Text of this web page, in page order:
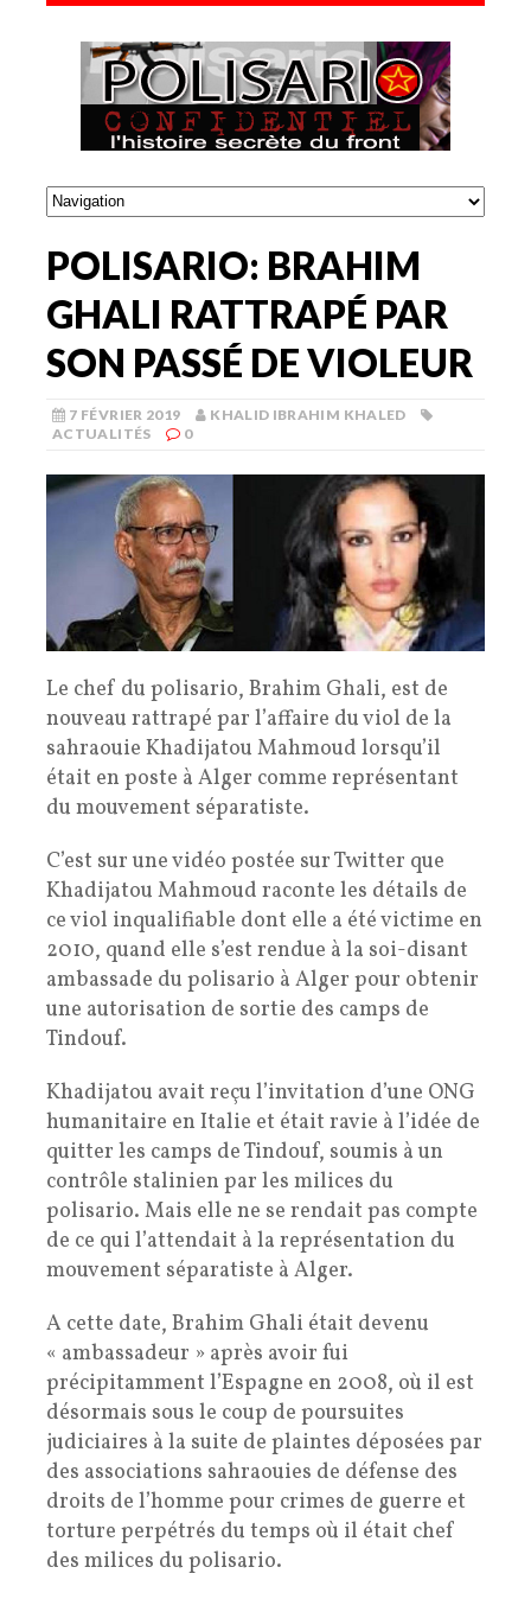
POLISARIO: BRAHIM
GHALI RATTRAPÉ PAR
SON PASSÉ DE VIOLEUR
7 FÉVRIER 2019
KHALID IBRAHIM KHALED
ACTUALITÉS
0
Le chef du polisario, Brahim Ghali, est de
nouveau rattrapé par l’affaire du viol de la
sahraouie Khadijatou Mahmoud lorsqu’il
était en poste à Alger comme représentant
du mouvement séparatiste.
C’est sur une vidéo postée sur Twitter que
Khadijatou Mahmoud raconte les détails de
ce viol inqualifiable dont elle a été victime en
2010, quand elle s’est rendue à la soi-disant
ambassade du polisario à Alger pour obtenir
une autorisation de sortie des camps de
Tindouf.
Khadijatou avait reçu l’invitation d’une ONG
humanitaire en Italie et était ravie à l’idée de
quitter les camps de Tindouf, soumis à un
contrôle stalinien par les milices du
polisario. Mais elle ne se rendait pas compte
de ce qui l’attendait à la représentation du
mouvement séparatiste à Alger.
A cette date, Brahim Ghali était devenu
« ambassadeur » après avoir fui
précipitamment l’Espagne en 2008, où il est
désormais sous le coup de poursuites
judiciaires à la suite de plaintes déposées par
des associations sahraouies de défense des
droits de l’homme pour crimes de guerre et
torture perpétrés du temps où il était chef
des milices du polisario.